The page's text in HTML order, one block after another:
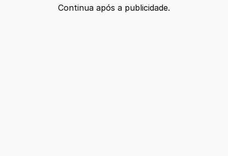
Continua após a publicidade.